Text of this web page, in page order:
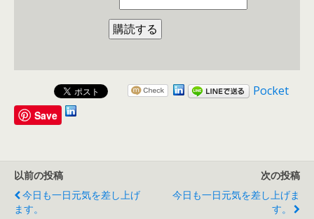
Pocket
Save
以前の投稿
今日も一日元気を差し上げ
ます。
次の投稿
今日も一日元気を差し上げま
す。